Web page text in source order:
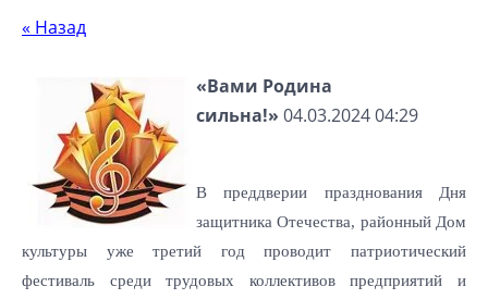
« Назад
«Вами Родина
сильна!» 04.03.2024 04:29
В преддверии празднования Дня
защитника Отечества, районный Дом
культуры уже третий год проводит патриотический
фестиваль среди трудовых коллективов предприятий и